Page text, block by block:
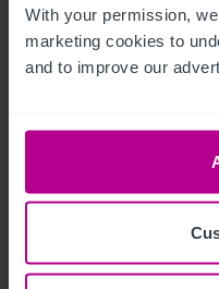
With your permission,
marketing cookies to
and to improve our
Noel Moffitt
Senior Director -
+44 7713 061 594